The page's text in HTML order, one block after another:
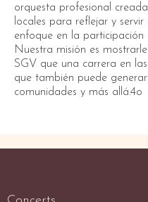
orquesta profesional
locales para reflejar y
enfoque en la
Nuestra misión es
SGV que una carrera en
que también puede
comunidades y más allá.4o